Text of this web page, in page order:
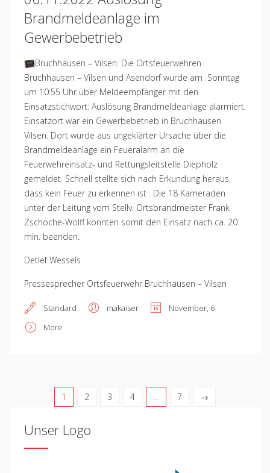
Brandmeldeanlage im
Gewerbebetrieb
Bruchhausen – Vilsen: Die Ortsfeuerwehren
Bruchhausen – Vilsen und Asendorf wurde am Sonntag
um 10:55 Uhr über Meldeempfänger mit den
Einsatzstichwort: Auslösung Brandmeldeanlage alarmiert.
Einsatzort war ein Gewerbebetrieb in Bruchhausen
Vilsen. Dort wurde aus ungeklärter Ursache über die
Brandmeldeanlage ein Feueralarm an die
Feuerwehreinsatz- und Rettungsleitstelle Diepholz
gemeldet. Schnell stellte sich nach Erkundung heraus,
dass kein Feuer zu erkennen ist . Die 18 Kameraden
unter der Leitung vom Stellv. Ortsbrandmeister Frank
Zschoche-Wolff konnten somit den Einsatz nach ca. 20
min. beenden.
Detlef Wessels
Pressesprecher Ortsfeuerwehr Bruchhausen – Vilsen
Standard makaiser
November, 6
More
1 2 3 4 … 7 →
Unser Logo